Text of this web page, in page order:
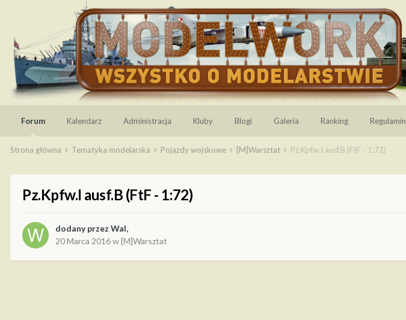
Forum Kalendarz Administracja Kluby Blogi Galeria Ranking Regulamin
Strona główna Tematyka modelarska Pojazdy wojskowe [M]Warsztat Pz.Kpfw.I ausf.B (FtF - 1:72)
Pz.Kpfw.I ausf.B (FtF - 1:72)
dodany przez Wal,
20 Marca 2016w[M]Warsztat